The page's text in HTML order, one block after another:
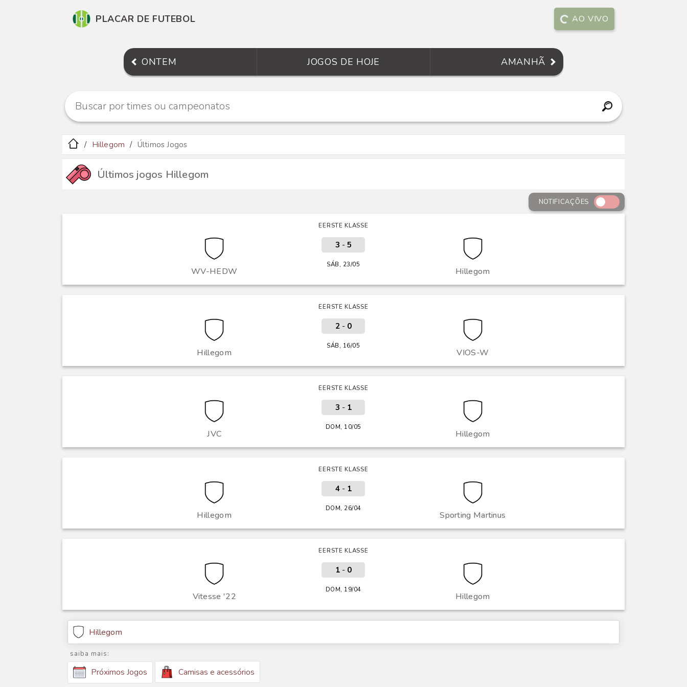
PLACAR DE FUTEBOL AO VIVO
ONTEM JOGOS DE HOJE AMANHÃ
Hillegom Últimos Jogos
Últimos jogos Hillegom
NOTIFICAÇÕES
EERSTE KLASSE
WV-HEDW Hillegom
3 - 5
SÁB, 23/05
EERSTE KLASSE
Hillegom VIOS-W
2- 0
SÁB, 16/05
EERSTE KLASSE
JVC Hillegom
3 - 1
DOM, 10/05
EERSTE KLASSE
Hillegom Sporting Martinus
4- 1
DOM, 26/04
EERSTE KLASSE
Vitesse '22 Hillegom
1- 0
DOM, 19/04
Hillegom
saiba mais:
Próximos Jogos Camisas e acessórios